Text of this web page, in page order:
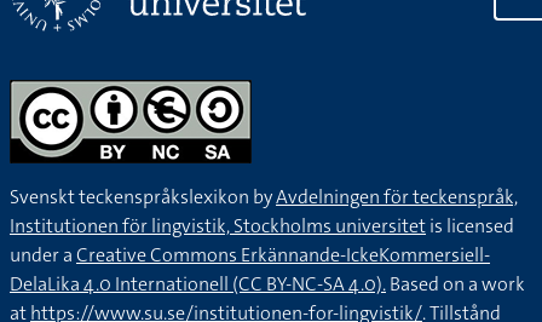
Svenskt teckenspråkslexikon byAvdelningen för teckenspråk,
Institutionen för lingvistik, Stockholms universitetis licensed
under aCreative Commons Erkännande-IckeKommersiell-
DelaLika 4.0 Internationell (CC BY-NC-SA 4.0).Based on a work
athttps://www.su.se/institutionen-for-lingvistik/. Tillstånd